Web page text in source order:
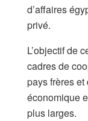
d’affaires
privé.
L’objectif de
cadres de
pays frères
économique
plus larges.